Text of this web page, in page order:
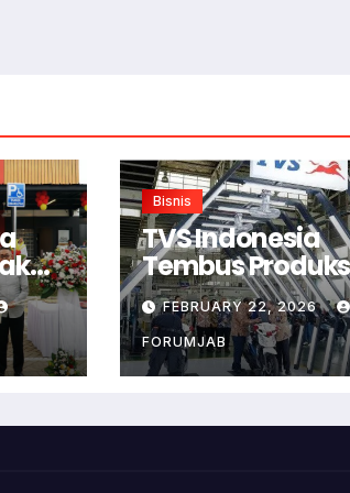
Bisnis
TVS Indonesia
Tembus
Juta Unit di
Karawang
FEBRUARY 22, 2026
FORUMJAB